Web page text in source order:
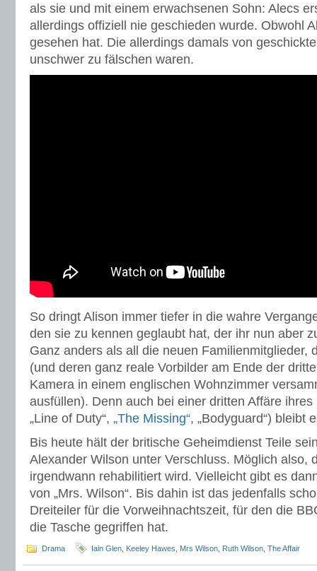
als sie und mit einem erwachsenen Sohn: Alecs
allerdings offiziell nie geschieden wurde. Obwohl
gesehen hat. Die allerdings damals von
unschwer zu fälschen waren.
So dringt Alison immer tiefer in die wahre
den sie zu kennen geglaubt hat, der ihr nun aber
Ganz anders als all die neuen Familienmitglieder,
(und deren ganz reale Vorbilder am Ende der
Kamera in einem englischen Wohnzimmer
ausfüllen). Denn auch bei einer dritten Affäre
„Line of Duty“, „The Missing“, „Bodyguard“) bleibt
Bis heute hält der britische Geheimdienst Teile
Alexander Wilson unter Verschluss. Möglich also,
irgendwann rehabilitiert wird. Vielleicht gibt es
von „Mrs. Wilson“. Bis dahin ist das jedenfalls
Dreiteiler für die Vorweihnachtszeit, für den die
die Tasche gegriffen hat.
Drama Iain Glen Keeley Hawes Mrs Wilson Ruth Wilson The Affair